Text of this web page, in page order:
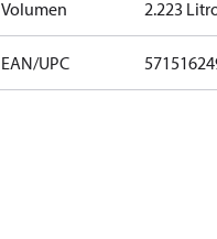
Volumen 2.223
EAN/UPC